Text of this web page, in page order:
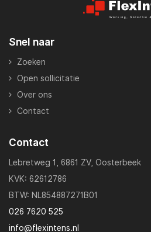
Snel naar
Zoeken
Open sollicitatie
Over ons
Contact
Contact
Lebretweg 1, 6861 ZV, Oosterbeek
KVK: 62612786
BTW: NL854887271B01
026 7620 525
info@flexintens.nl